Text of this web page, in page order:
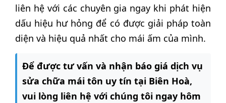
liên hệ với các chuyên gia ngay khi phát hiện
dấu hiệu hư hỏng để có được giải pháp toàn
diện và hiệu quả nhất cho mái ấm của mình.
Để được tư vấn và nhận báo giá dịch vụ
sửa chữa mái tôn uy tín tại Biên Hoà,
vui lòng liên hệ với chúng tôi ngay hôm